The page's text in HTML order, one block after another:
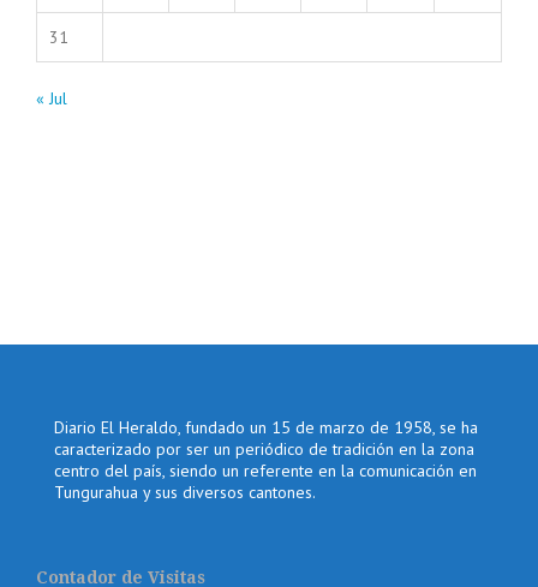
31
« Jul
Diario El Heraldo, fundado un 15 de marzo de 1958, se ha
caracterizado por ser un periódico de tradición en la zona
centro del país, siendo un referente en la comunicación en
Tungurahua y sus diversos cantones.
Contador de Visitas